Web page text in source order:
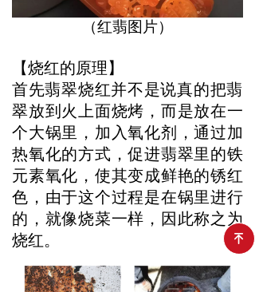
（红翡图片）
【烧红的原理】
首先翡翠烧红并不是说真的把翡
翠放到火上面烧烤，而是放在一
个大锅里，加入氧化剂，通过加
热氧化的方式，促进翡翠里的铁
元素氧化，使其变成鲜艳的锈红
色，由于这个过程是在锅里进行
的，就像烧菜一样，因此称之为
烧红。
녠